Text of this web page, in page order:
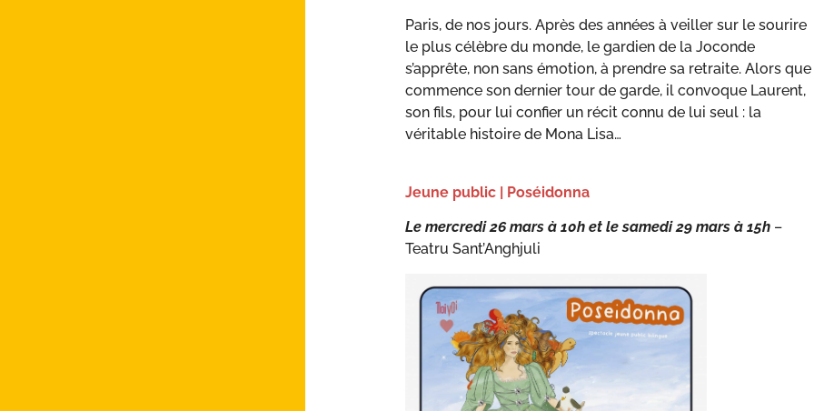
Paris, de nos jours. Après des années à veiller sur le sourire
le plus célèbre du monde, le gardien de la Joconde
s’apprête, non sans émotion, à prendre sa retraite. Alors que
commence son dernier tour de garde, il convoque Laurent,
son fils, pour lui confier un récit connu de lui seul : la
véritable histoire de Mona Lisa…
Jeune public | Poséidonna
Le mercredi 26 mars à 10h et le samedi 29 mars à 15h –
Teatru Sant’Anghjuli